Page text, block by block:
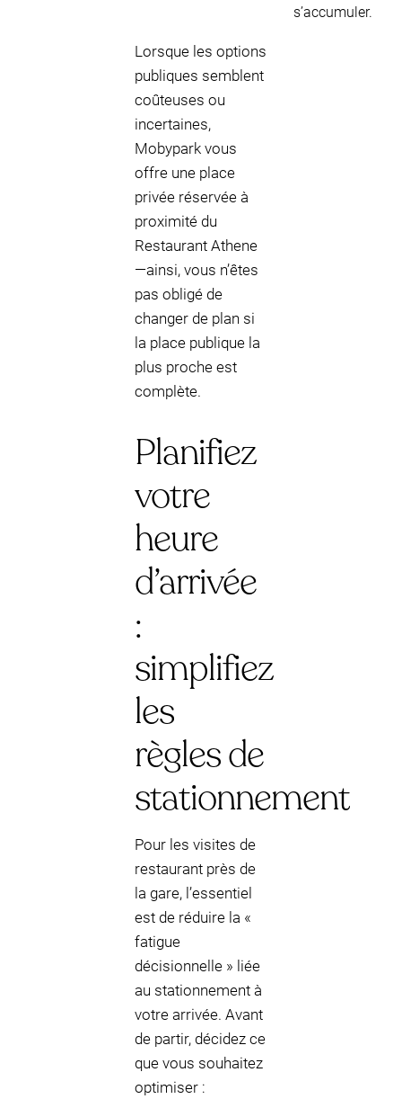
s’accumuler.
Lorsque les options
publiques semblent
coûteuses ou
incertaines,
Mobypark vous
offre une place
privée réservée à
proximité du
Restaurant Athene
—ainsi, vous n’êtes
pas obligé de
changer de plan si
la place publique la
plus proche est
complète.
Planifiez
votre
heure
d’arrivée
:
simplifiez
les
règles de
stationnement
Pour les visites de
restaurant près de
la gare, l’essentiel
est de réduire la «
fatigue
décisionnelle » liée
au stationnement à
votre arrivée. Avant
de partir, décidez ce
que vous souhaitez
optimiser :